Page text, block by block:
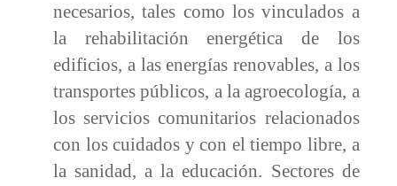
necesarios, tales como los vinculados a
la rehabilitación energética de los
edificios, a las energías renovables, a los
transportes públicos, a la agroecología, a
los servicios comunitarios relacionados
con los cuidados y con el tiempo libre, a
la sanidad, a la educación. Sectores de